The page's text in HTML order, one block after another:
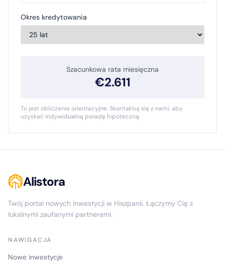
Okres kredytowania
Szacunkowa rata miesięczna
€2.611
To jest obliczenie orientacyjne. Skontaktuj się z nami, aby
uzyskać indywidualną poradę hipoteczną.
Alistora
Twój portal nowych inwestycji w Hiszpanii. Łączymy Cię z
lokalnymi zaufanymi partnerami.
NAWIGACJA
Nowe inwestycje